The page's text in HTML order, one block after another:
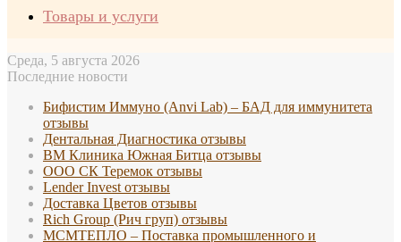
Товары и услуги
Среда, 5 августа 2026
Последние новости
Бифистим Иммуно (Anvi Lab) – БАД для иммунитета
отзывы
Дентальная Диагностика отзывы
ВМ Клиника Южная Битца отзывы
ООО СК Теремок отзывы
Lender Invest отзывы
Доставка Цветов отзывы
Rich Group (Рич груп) отзывы
МСМТЕПЛО – Поставка промышленного и